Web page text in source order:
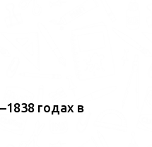
годах в